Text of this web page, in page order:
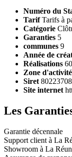
Numéro du
Tarif Tarifs à
Catégorie
Garanties 5
communes 9
Année de
Réalisations
Zone d'activité
Siret
Site internet
Les
Garantie décennale
Support client à La
Showroom à La